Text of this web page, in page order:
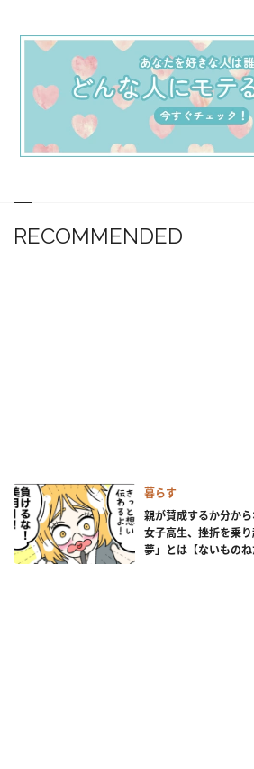
RECOMMENDED
暮らす
親が賛成するか分か
女子高生、挫折を乗
夢」とは【ないものね